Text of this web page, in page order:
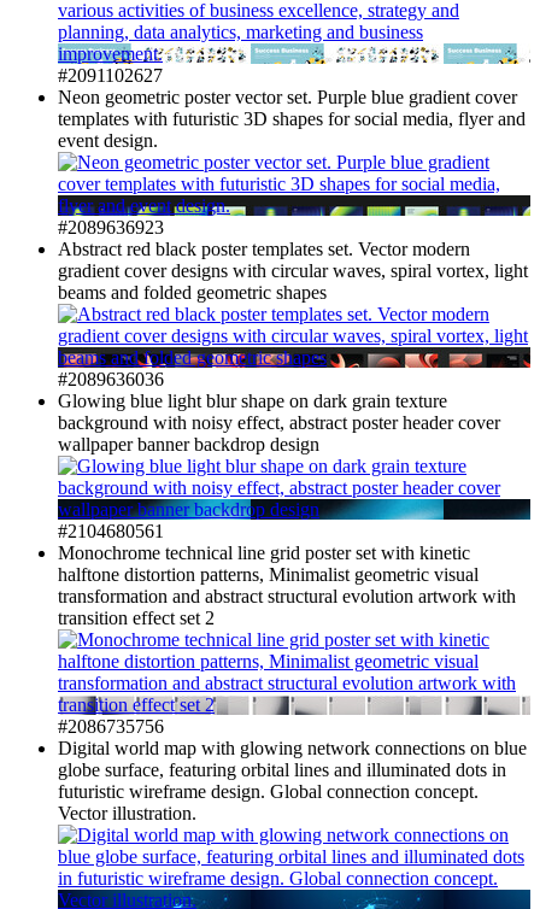
#2091102627
Neon geometric poster vector set. Purple blue gradient cover
templates with futuristic 3D shapes for social media, flyer and
event design.
#2089636923
Abstract red black poster templates set. Vector modern
gradient cover designs with circular waves, spiral vortex, light
beams and folded geometric shapes
#2089636036
Glowing blue light blur shape on dark grain texture
background with noisy effect, abstract poster header cover
wallpaper banner backdrop design
#2104680561
Monochrome technical line grid poster set with kinetic
halftone distortion patterns, Minimalist geometric visual
transformation and abstract structural evolution artwork with
transition effect set 2
#2086735756
Digital world map with glowing network connections on blue
globe surface, featuring orbital lines and illuminated dots in
futuristic wireframe design. Global connection concept.
Vector illustration.